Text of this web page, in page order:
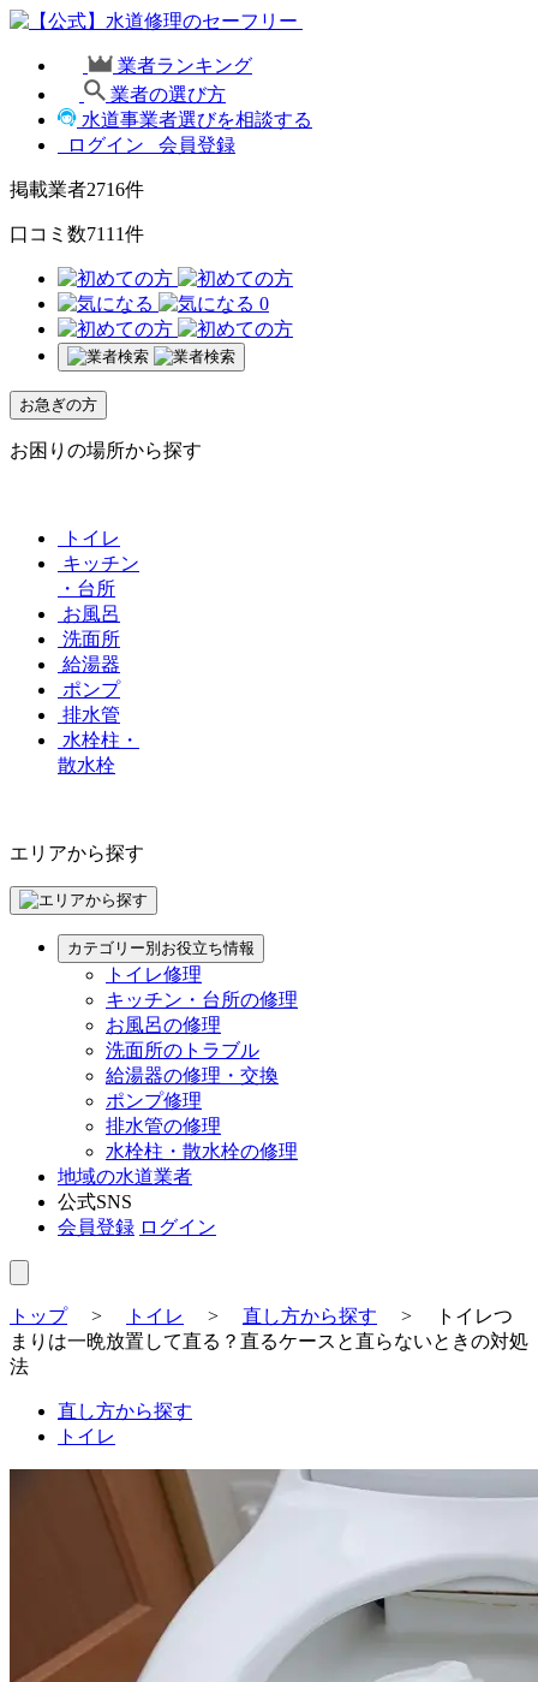
業者ランキング
業者の選び方
水道事業者選びを相談する
ログイン
会員登録
掲載業者2716件
口コミ数7111件
0
お急ぎの方
お困りの場所から探す
トイレ
キッチン
・台所
お風呂
洗面所
給湯器
ポンプ
排水管
水栓柱・
散水栓
エリアから探す
カテゴリー別お役立ち情報
トイレ修理
キッチン・台所の修理
お風呂の修理
洗面所のトラブル
給湯器の修理・交換
ポンプ修理
排水管の修理
水栓柱・散水栓の修理
地域の水道業者
公式SNS
会員登録 ログイン
トップ> トイレ > 直し方から探す >
トイレつ
まりは一晩放置して直る？直るケースと直らないときの対処
法
直し方から探す
トイレ